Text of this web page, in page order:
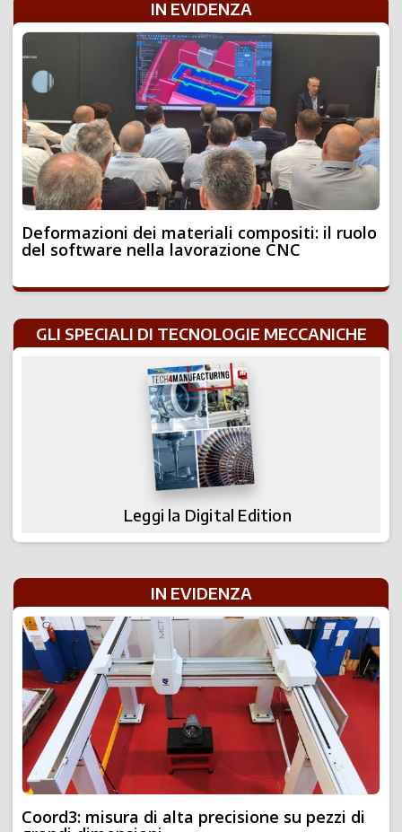
IN EVIDENZA
Deformazioni dei materiali compositi: il ruolo
del software nella lavorazione CNC
GLI SPECIALI DI TECNOLOGIE MECCANICHE
Leggi la Digital Edition
IN EVIDENZA
Coord3: misura di alta precisione su pezzi di